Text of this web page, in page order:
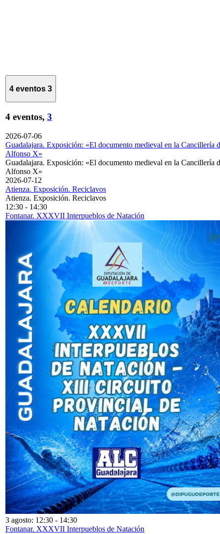
4 eventos 3
4 eventos, 3
2026-07-06
Guadalajara. Exposición: «El documento medieval en la Cancillería
Alfonso X»
Guadalajara. Exposición: «El documento medieval en la Cancillería
Alfonso X»
2026-07-12
Atienza. Exposición. Reciclavos
Atienza. Exposición. Reciclavos
12:30 - 14:30
Fontanar. XXXVII Interpueblos de Natación
3 agosto: 12:30 - 14:30
Fontanar. XXXVII Interpueblos de Natación